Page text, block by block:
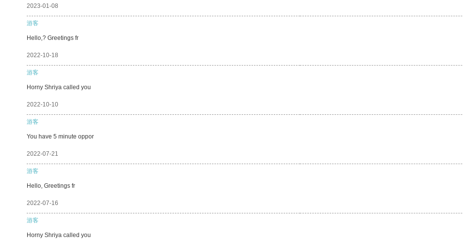
2023-01-08
游客
Hello,? Greetings fr
2022-10-18
游客
Horny Shriya called you
2022-10-10
游客
You have 5 minute oppor
2022-07-21
游客
Hello, Greetings fr
2022-07-16
游客
Horny Shriya called you